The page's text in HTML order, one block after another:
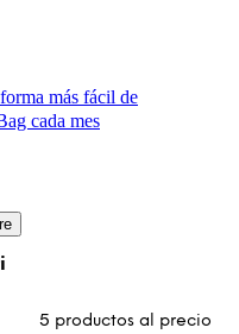
más fácil de
cada mes
5 productos al precio